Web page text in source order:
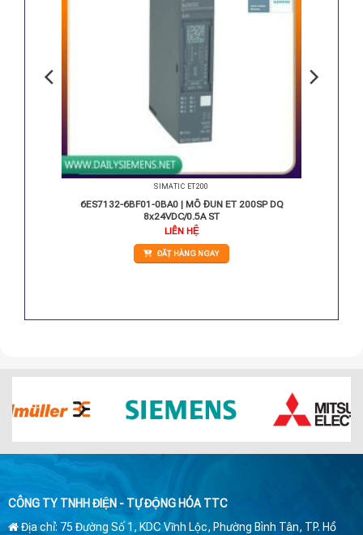
SIMATIC ET200
6ES7132-6BF01-0BA0 | MÔ ĐUN ET 200SP DQ
8x24VDC/0.5A ST
LIÊN HỆ
ĐẶT HÀNG NGAY
CÔNG TY TNHH ĐIỆN - TỰ ĐỘNG HÓA TTC
Địa chỉ: 75 Đường Số 1, KDC Vĩnh Lộc, Phường Bình Tân, TP. Hồ